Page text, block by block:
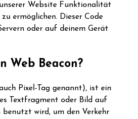
Website Funktionalität
ermöglichen. Dieser Code
oder auf deinem Gerät
Web Beacon?
Pixel-Tag genannt), ist ein
Textfragment oder Bild auf
benutzt wird, um den Verkehr